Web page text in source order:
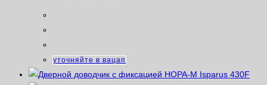
уточняйте в вацап